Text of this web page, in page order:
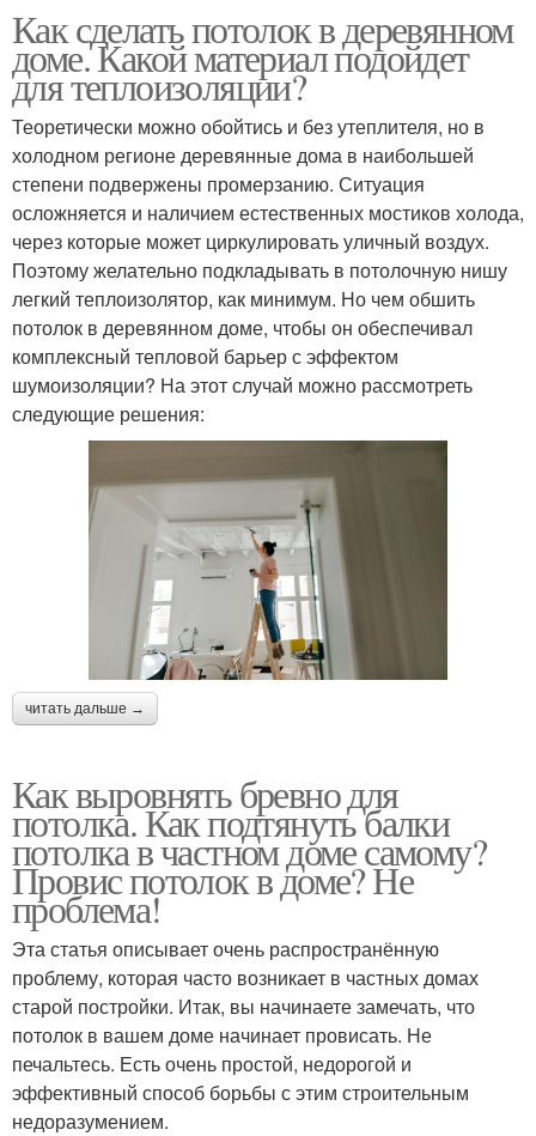
Как сделать потолок в деревянном
доме. Какой материал подойдет
для теплоизоляции?
Теоретически можно обойтись и без утеплителя, но в
холодном регионе деревянные дома в наибольшей
степени подвержены промерзанию. Ситуация
осложняется и наличием естественных мостиков холода,
через которые может циркулировать уличный воздух.
Поэтому желательно подкладывать в потолочную нишу
легкий теплоизолятор, как минимум. Но чем обшить
потолок в деревянном доме, чтобы он обеспечивал
комплексный тепловой барьер с эффектом
шумоизоляции? На этот случай можно рассмотреть
следующие решения:
читать дальше →
Как выровнять бревно для
потолка. Как подтянуть балки
потолка в частном доме самому?
Провис потолок в доме? Не
проблема!
Эта статья описывает очень распространённую
проблему, которая часто возникает в частных домах
старой постройки. Итак, вы начинаете замечать, что
потолок в вашем доме начинает провисать. Не
печальтесь. Есть очень простой, недорогой и
эффективный способ борьбы с этим строительным
недоразумением.